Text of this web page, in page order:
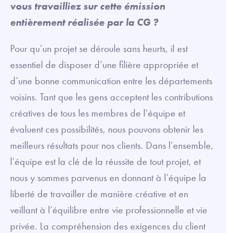
vous travailliez sur cette émission
entièrement réalisée par la CG ?
Pour qu’un projet se déroule sans heurts, il est
essentiel de disposer d’une filière appropriée et
d’une bonne communication entre les départements
voisins. Tant que les gens acceptent les contributions
créatives de tous les membres de l’équipe et
évaluent ces possibilités, nous pouvons obtenir les
meilleurs résultats pour nos clients. Dans l’ensemble,
l’équipe est la clé de la réussite de tout projet, et
nous y sommes parvenus en donnant à l’équipe la
liberté de travailler de manière créative et en
veillant à l’équilibre entre vie professionnelle et vie
privée. La compréhension des exigences du client